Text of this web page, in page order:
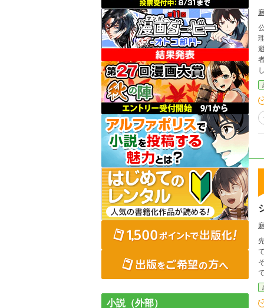
理解した。 けれ
者
先
小説（外部）